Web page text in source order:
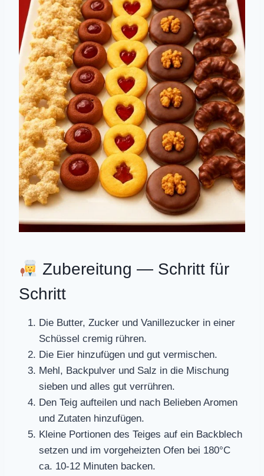
Zubereitung — Schritt für
Schritt
Die Butter, Zucker und Vanillezucker in einer
Schüssel cremig rühren.
Die Eier hinzufügen und gut vermischen.
Mehl, Backpulver und Salz in die Mischung
sieben und alles gut verrühren.
Den Teig aufteilen und nach Belieben Aromen
und Zutaten hinzufügen.
Kleine Portionen des Teiges auf ein Backblech
setzen und im vorgeheizten Ofen bei 180°C
ca. 10-12 Minuten backen.